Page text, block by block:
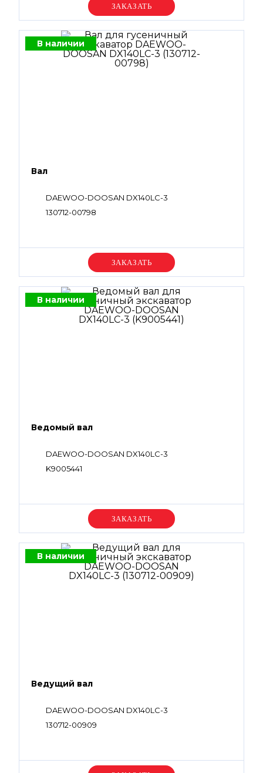
Уточняйте цену
В наличии
Вал
DAEWOO-DOOSAN DX140LC-3
130712-00798
Уточняйте цену
В наличии
Ведомый вал
DAEWOO-DOOSAN DX140LC-3
K9005441
Уточняйте цену
В наличии
Ведущий вал
DAEWOO-DOOSAN DX140LC-3
130712-00909